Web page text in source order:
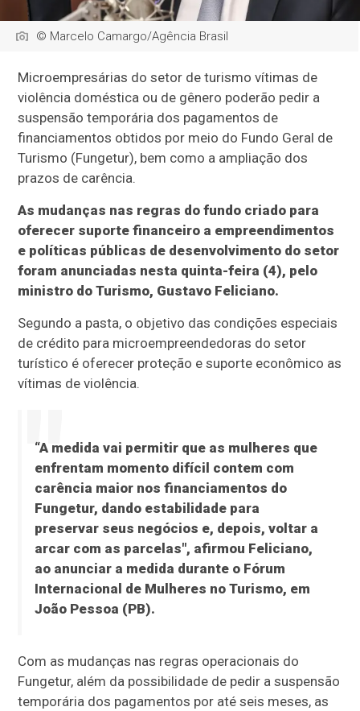
© Marcelo Camargo/Agência Brasil
Microempresárias do setor de turismo vítimas de
violência doméstica ou de gênero poderão pedir a
suspensão temporária dos pagamentos de
financiamentos obtidos por meio do Fundo Geral de
Turismo (Fungetur), bem como a ampliação dos
prazos de carência.
As mudanças nas regras do fundo criado para
oferecer suporte financeiro a empreendimentos
e políticas públicas de desenvolvimento do setor
foram anunciadas nesta quinta-feira (4), pelo
ministro do Turismo, Gustavo Feliciano.
Segundo a pasta, o objetivo das condições especiais
de crédito para microempreendedoras do setor
turístico é oferecer proteção e suporte econômico as
vítimas de violência.
“A medida vai permitir que as mulheres que
enfrentam momento difícil contem com
carência maior nos financiamentos do
Fungetur, dando estabilidade para
preservar seus negócios e, depois, voltar a
arcar com as parcelas", afirmou Feliciano,
ao anunciar a medida durante o Fórum
Internacional de Mulheres no Turismo, em
João Pessoa (PB).
Com as mudanças nas regras operacionais do
Fungetur, além da possibilidade de pedir a suspensão
temporária dos pagamentos por até seis meses, as